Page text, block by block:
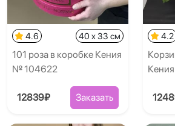
4.6 40 x 33 см
101 роза в коробке Кения
№ 104622
12839₽ Заказать
4.2